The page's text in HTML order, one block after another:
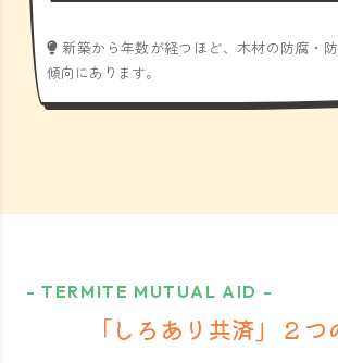
新築から年数が経つほど、木材の防腐・
傾向にあります。
- TERMITE MUTUAL AID -
「しろあり共済」 ２つ